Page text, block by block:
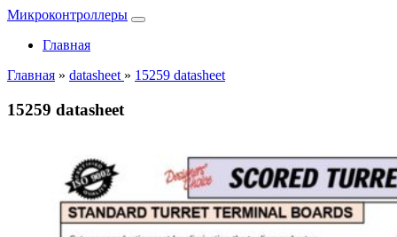
Микроконтроллеры
Главная
Главная » datasheet » 15259 datasheet
15259 datasheet